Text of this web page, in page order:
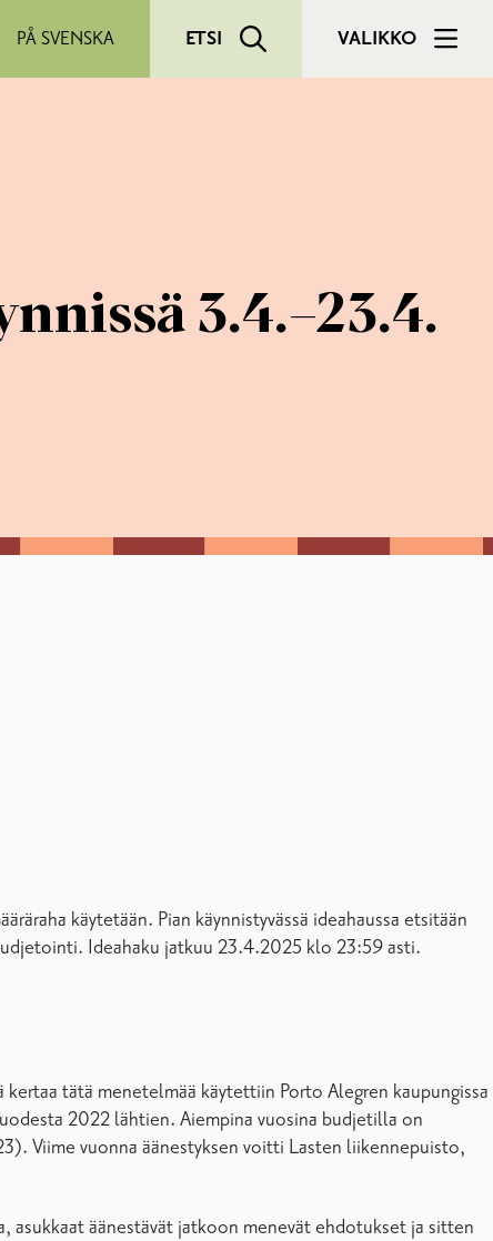
PÅ SVENSKA ETSI VALIKKO
3.4.–23.4.
käytetään. Pian käynnistyvässä ideahaussa etsitään
Ideahaku jatkuu 23.4.2025 klo 23:59 asti.
tätä menetelmää käytettiin Porto Alegren kaupungissa
2022 lähtien. Aiempina vuosina budjetilla on
Viime vuonna äänestyksen voitti Lasten liikennepuisto,
äänestävät jatkoon menevät ehdotukset ja sitten